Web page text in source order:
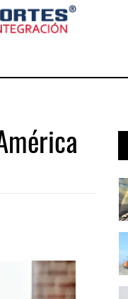
portuario ...
restricciones ...